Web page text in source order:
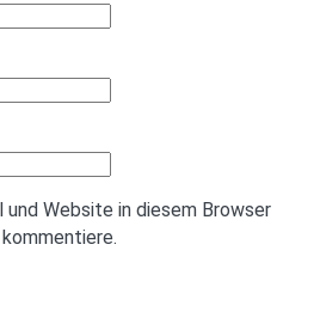
und Website in diesem Browser